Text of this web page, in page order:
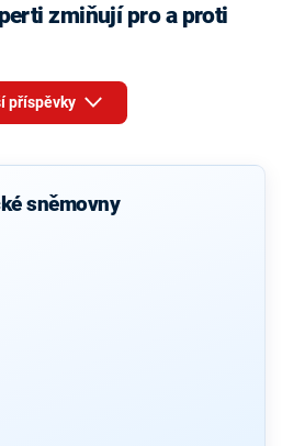
zmiňují pro a proti
příspěvky
sněmovny